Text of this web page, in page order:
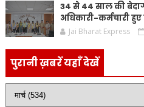
34 से 44 साल की
अधिकारी-कर्मचारी हुए
Jai Bharat Express
पुरानी ख़बरें यहाँ देखें